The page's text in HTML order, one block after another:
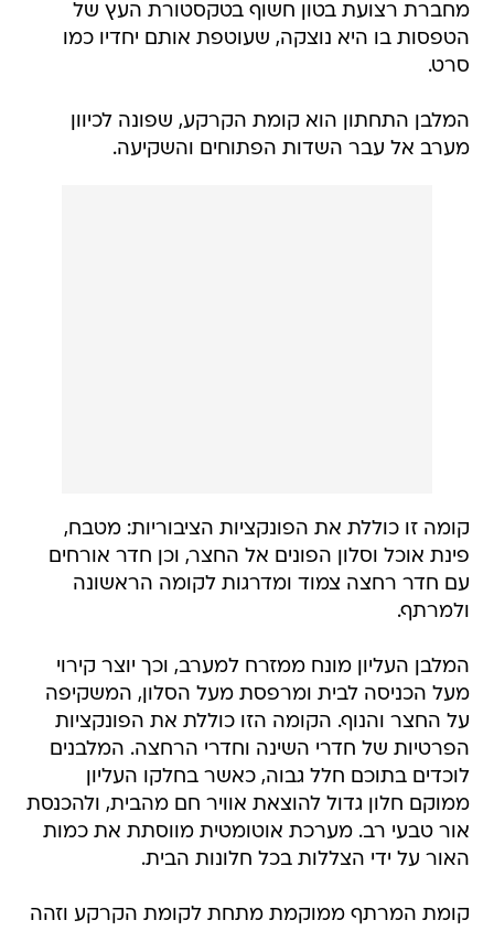
מחברת רצועת בטון חשוף בטקסטורת העץ של
הטפסות בו היא נוצקה, שעוטפת אותם יחדיו כמו
סרט.
המלבן התחתון הוא קומת הקרקע, שפונה לכיוון
מערב אל עבר השדות הפתוחים והשקיעה.
קומה זו כוללת את הפונקציות הציבוריות: מטבח,
פינת אוכל וסלון הפונים אל החצר, וכן חדר אורחים
עם חדר רחצה צמוד ומדרגות לקומה הראשונה
ולמרתף.
המלבן העליון מונח ממזרח למערב, וכך יוצר קירוי
מעל הכניסה לבית ומרפסת מעל הסלון, המשקיפה
על החצר והנוף. הקומה הזו כוללת את הפונקציות
הפרטיות של חדרי השינה וחדרי הרחצה. המלבנים
לוכדים בתוכם חלל גבוה, כאשר בחלקו העליון
ממוקם חלון גדול להוצאת אוויר חם מהבית, ולהכנסת
אור טבעי רב. מערכת אוטומטית מווסתת את כמות
האור על ידי הצללות בכל חלונות הבית.
קומת המרתף ממוקמת מתחת לקומת הקרקע וזהה